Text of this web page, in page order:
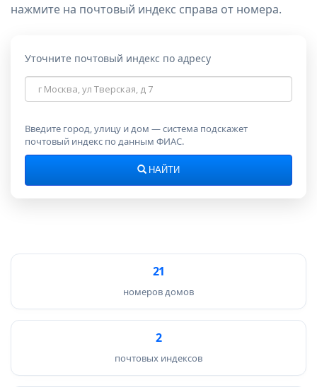
нажмите на почтовый индекс справа от номера.
Уточните почтовый индекс по адресу
Адрес
для
индекса
Введите город, улицу и дом — система подскажет
почтовый индекс по данным ФИАС.
НАЙТИ
21
номеров домов
2
почтовых индексов